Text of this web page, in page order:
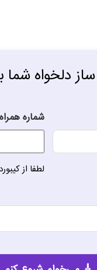
دلخواه شما
شماره همراه
لطفا از